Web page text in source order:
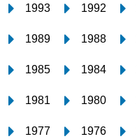
1993 1992
1989 1988
1985 1984
1981 1980
1977 1976